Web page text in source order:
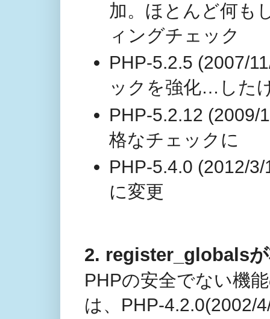
加。ほとんど何も
ィングチェック
PHP-5.2.5 (2007/
ックを強化…した
PHP-5.2.12 (2009/
格なチェックに
PHP-5.4.0 (2012/
に変更
2. register_globalsが
PHPの安全でない機
は、PHP-4.2.0(2002/